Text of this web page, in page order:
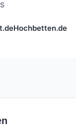
Hochbetten.de